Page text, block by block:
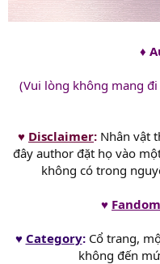
♦
(Vui lòng không mang
♥ Disclaimer: Nhân vật
đây author đặt họ vào
không có trong
♥ Fandom
♥ Category:Cổ trang,
không đến